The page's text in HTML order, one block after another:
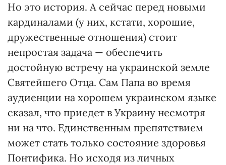
Но это история. А сейчас перед новыми
кардиналами (у них, кстати, хорошие,
дружественные отношения) стоит
непростая задача — обеспечить
достойную встречу на украинской земле
Святейшего Отца. Сам Папа во время
аудиенции на хорошем украинском языке
сказал, что приедет в Украину несмотря
ни на что. Единственным препятствием
может стать только состояние здоровья
Понтифика. Но исходя из личных